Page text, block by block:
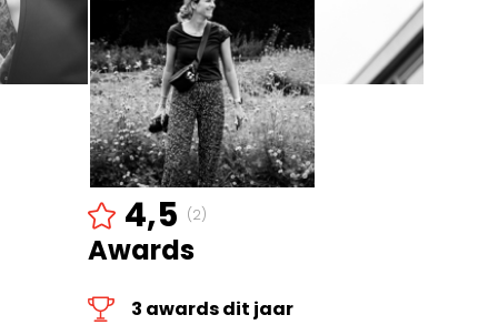
4,5 (2)
Awards
3 awards dit jaar